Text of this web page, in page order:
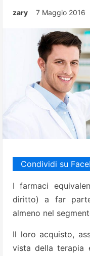
zary 7 Maggio 2016
Condividi su
I farmaci
diritto) a far
almeno nel
Il loro acquisto,
vista della terapia